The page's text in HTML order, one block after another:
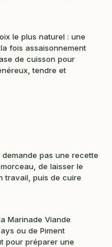
le plus naturel : une
fois assaisonnement
de cuisson pour
tendre et
pas une recette
de laisser le
travail, puis de cuire
Marinade Viande
ou de Piment
pour préparer une